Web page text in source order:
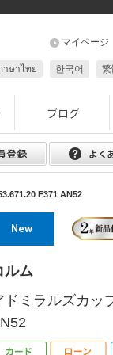
マイページ
繁
한국어
าษาไทย
ブログ
F371 AN52
ルム
ドミラルズカッ